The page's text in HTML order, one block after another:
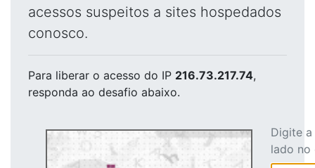
acessos suspeitos a sites hospedados
conosco.
Para liberar o acesso do IP 216.73.217.74,
responda ao desafio abaixo.
Digite
lado no